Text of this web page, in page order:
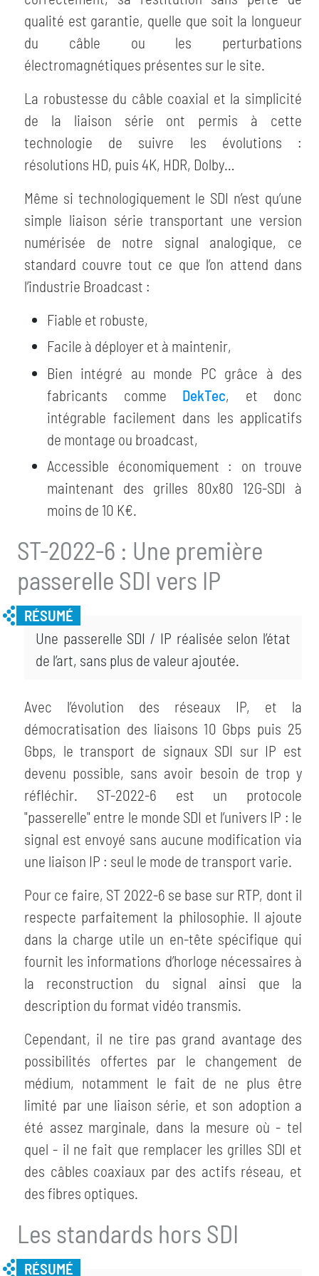
qualité est garantie, quelle que soit la longueur
du câble ou les perturbations
électromagnétiques présentes sur le site.
La robustesse du câble coaxial et la simplicité
de la liaison série ont permis à cette
technologie de suivre les évolutions :
résolutions HD, puis 4K, HDR, Dolby…
Même si technologiquement le SDI n’est qu’une
simple liaison série transportant une version
numérisée de notre signal analogique, ce
standard couvre tout ce que l’on attend dans
l’industrie Broadcast :
Fiable et robuste,
Facile à déployer et à maintenir,
Bien intégré au monde PC grâce à des
fabricants comme DekTec, et donc
intégrable facilement dans les applicatifs
de montage ou broadcast,
Accessible économiquement : on trouve
maintenant des grilles 80x80 12G-SDI à
moins de 10 K€.
ST-2022-6 : Une première
passerelle SDI vers IP
Une passerelle SDI / IP réalisée selon l’état
de l’art, sans plus de valeur ajoutée.
Avec l’évolution des réseaux IP, et la
démocratisation des liaisons 10 Gbps puis 25
Gbps, le transport de signaux SDI sur IP est
devenu possible, sans avoir besoin de trop y
réfléchir. ST-2022-6 est un protocole
"passerelle" entre le monde SDI et l’univers IP : le
signal est envoyé sans aucune modification via
une liaison IP : seul le mode de transport varie.
Pour ce faire, ST 2022-6 se base sur RTP, dont il
respecte parfaitement la philosophie. Il ajoute
dans la charge utile un en-tête spécifique qui
fournit les informations d’horloge nécessaires à
la reconstruction du signal ainsi que la
description du format vidéo transmis.
Cependant, il ne tire pas grand avantage des
possibilités offertes par le changement de
médium, notamment le fait de ne plus être
limité par une liaison série, et son adoption a
été assez marginale, dans la mesure où - tel
quel - il ne fait que remplacer les grilles SDI et
des câbles coaxiaux par des actifs réseau, et
des fibres optiques.
Les standards hors SDI